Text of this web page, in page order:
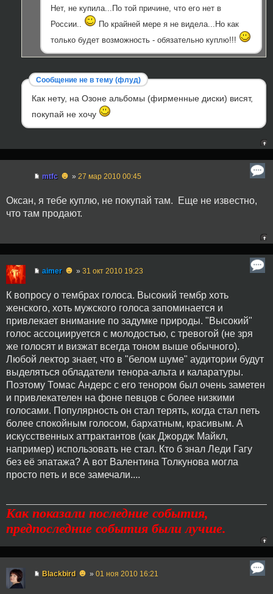
Нет, не купила...По той причине, что его нет в
России..
По крайней мере я не видела...Но как
только будет возможность - обязательно куплю!!!
Сообщение не в тему (флуд)
Как нету, на Озоне альбомы (фирменные диски) висят,
покупай не хочу
mtfc ☻ » 27 мар 2010 00:45
Оксан, я тебе куплю, не покупай там.
Еще не известно,
что там продают.
aimer ☻ » 31 окт 2010 19:23
К вопросу о тембрах голоса. Высокий тембр хоть
женского, хоть мужского голоса запоминается и
привлекает внимание по задумке природы. "Высокий"
голос ассоциируется с молодостью, с тревогой (не зря
же голосят и визжат всегда тоном выше обычного).
Любой лектор знает, что в "белом шуме" аудитории будут
выделяться обладатели тенора-альта и каларатуры.
Поэтому Томас Андерс с его тенором был очень заметен
и привлекателен на фоне певцов с более низкими
голосами. Популярность он стал терять, когда стал петь
более спокойным голосом, бархатным, красивым. А
искусственных аттрактантов (как Джордж Майкл,
например) использовать не стал. Кто б знал Леди Гагу
без её эпатажа? А вот Валентина Толкунова могла
просто петь и все замечали....
Как показали последние события,
предпоследние события были лучше.
Blackbird ☻ » 01 ноя 2010 16:21